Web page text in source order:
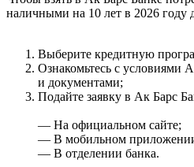
наличными на 10 лет в 2026 году
Выберите кредитную
Ознакомьтесь с условиями
и документами;
Подайте заявку в Ак Барс
— На официальном сайте;
— В мобильном
— В отделении банка.